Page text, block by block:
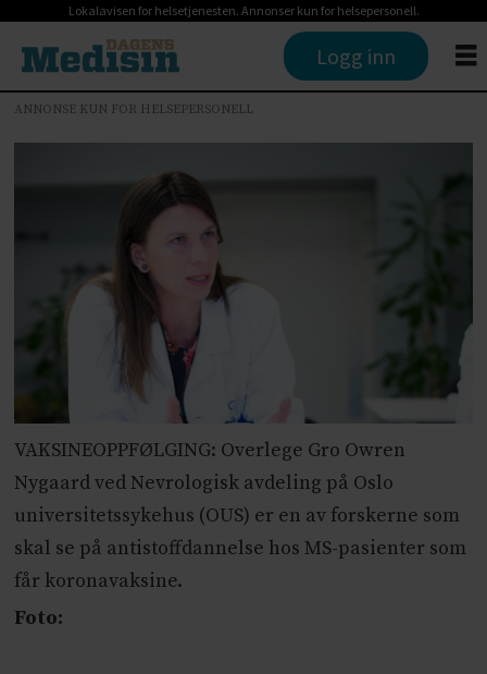
Lokalavisen for helsetjenesten. Annonser kun for helsepersonell.
Logg inn
ANNONSE KUN FOR HELSEPERSONELL
VAKSINEOPPFØLGING: Overlege Gro Owren
Nygaard ved Nevrologisk avdeling på Oslo
universitetssykehus (OUS) er en av forskerne som
skal se på antistoffdannelse hos MS-pasienter som
får koronavaksine.
Foto: